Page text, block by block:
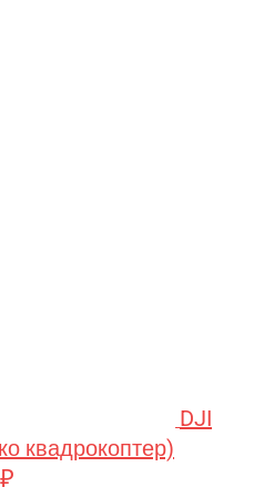
DJI
квадрокоптер)
₽